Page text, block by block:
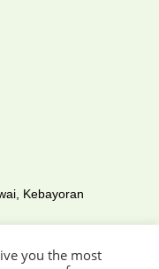
Kebayoran
you the most